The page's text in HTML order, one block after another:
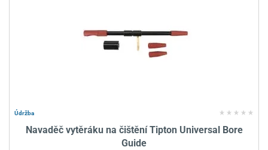
Údržba
Navaděč vytěráku na čištění Tipton Universal Bore
Guide